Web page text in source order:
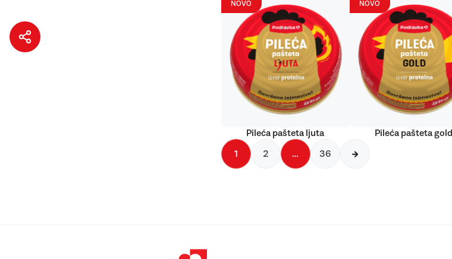
NOVO
Pileća pašteta ljuta
NOVO
Pileća pašteta gold
1 2 … 36